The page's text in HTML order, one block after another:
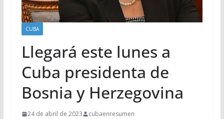
CUBA
Llegará este lunes a
Cuba presidenta de
Bosnia y Herzegovina
24 de abril de 2023 cubaenresumen